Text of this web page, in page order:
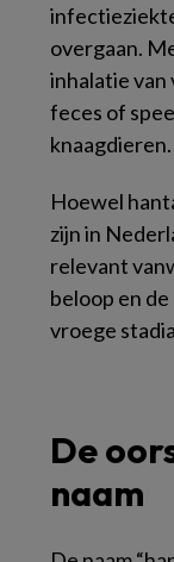
overgaan.
inhalatie
feces of
knaagdieren.
Hoewel
zijn in
relevant
beloop en
vroege
De
naam